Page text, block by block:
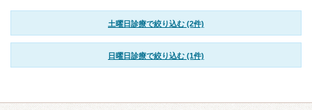
土曜日診療で絞り込む (2件)
日曜日診療で絞り込む (1件)